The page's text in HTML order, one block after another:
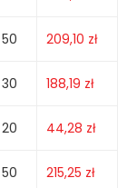
50 209,10 zł
30 188,19 zł
20 44,28 zł
50 215,25 zł